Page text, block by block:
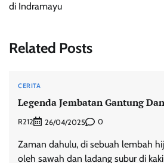
di Indramayu
Related Posts
CERITA
Legenda Jembatan Gantung
R212 26/04/2025 0
Zaman dahulu, di sebuah lembah
oleh sawah dan ladang subur di